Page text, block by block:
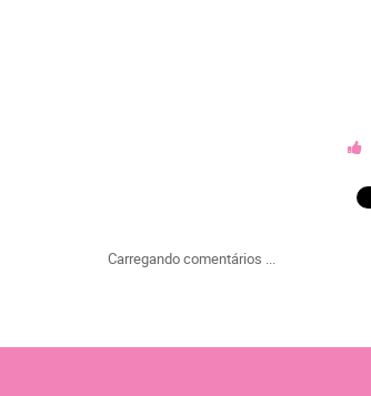
Carregando comentários ...